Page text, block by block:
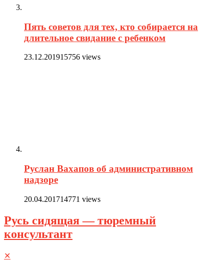
Пять советов для тех, кто собирается на
длительное свидание с ребенком
23.12.201915756 views
Руслан Вахапов об административном
надзоре
20.04.201714771 views
Русь сидящая — тюремный
консультант
✕